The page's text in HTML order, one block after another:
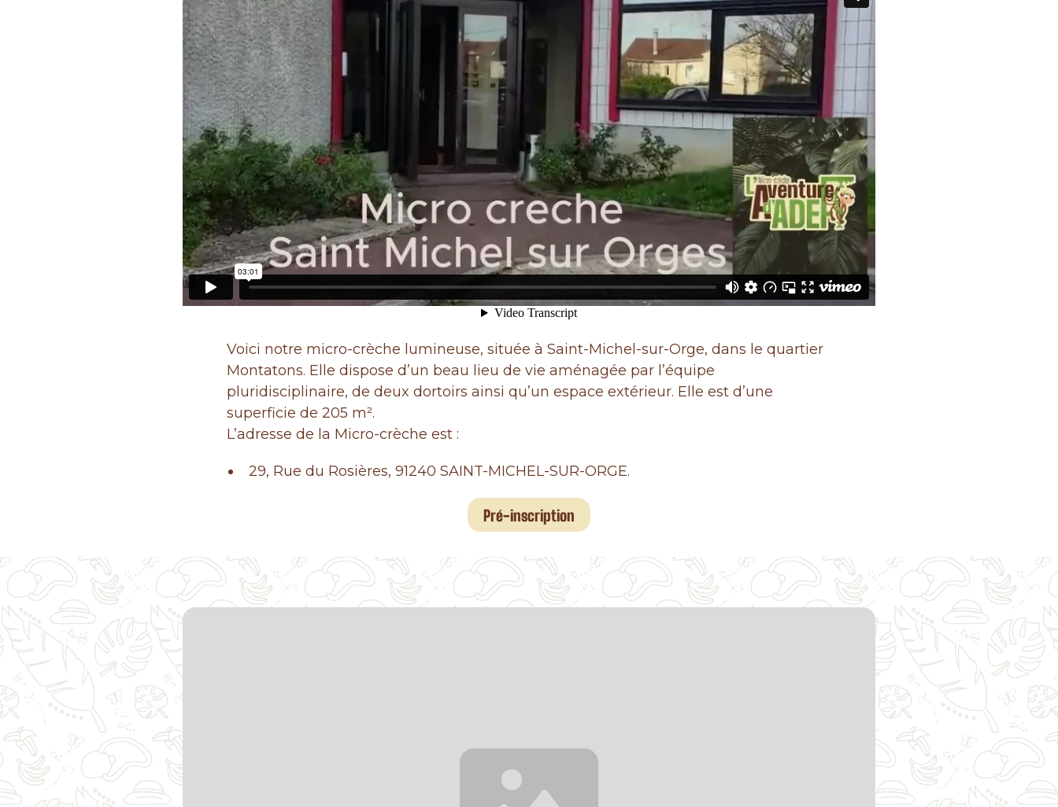
Voici notre micro-crèche lumineuse, située à Saint-Michel-sur-Orge, dans le quartier
Montatons. Elle dispose d’un beau lieu de vie aménagée par l’équipe
pluridisciplinaire, de deux dortoirs ainsi qu’un espace extérieur. Elle est d’une
superficie de 205 m².
L’adresse de la Micro-crèche est :
29, Rue du Rosières, 91240 SAINT-MICHEL-SUR-ORGE.
Pré-inscription